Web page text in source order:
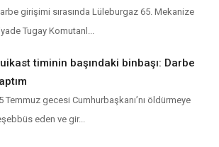
girişimi sırasında Lüleburgaz 65. Mekanize
Tugay Komutanl...
timinin başındaki binbaşı: Darbe
Temmuz gecesi Cumhurbaşkanı’nı öldürmeye
eden ve gir...